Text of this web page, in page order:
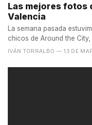
Las mejores fotos
Valencia
La semana pasada
chicos de Around the
IVÁN TORRALBO — 13 DE